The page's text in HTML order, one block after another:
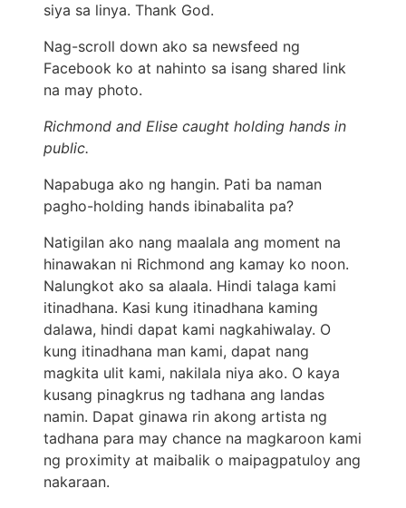
siya sa linya. Thank God.
Nag-scroll down ako sa newsfeed ng
Facebook ko at nahinto sa isang shared link
na may photo.
Richmond and Elise caught holding hands in
public.
Napabuga ako ng hangin. Pati ba naman
pagho-holding hands ibinabalita pa?
Natigilan ako nang maalala ang moment na
hinawakan ni Richmond ang kamay ko noon.
Nalungkot ako sa alaala. Hindi talaga kami
itinadhana. Kasi kung itinadhana kaming
dalawa, hindi dapat kami nagkahiwalay. O
kung itinadhana man kami, dapat nang
magkita ulit kami, nakilala niya ako. O kaya
kusang pinagkrus ng tadhana ang landas
namin. Dapat ginawa rin akong artista ng
tadhana para may chance na magkaroon kami
ng proximity at maibalik o maipagpatuloy ang
nakaraan.